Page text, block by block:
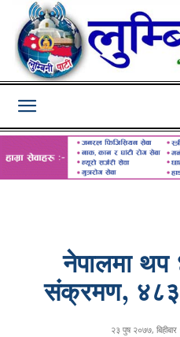
नेपालमा थप
संक्रमण, ४८३
२३ पुष २०७७,